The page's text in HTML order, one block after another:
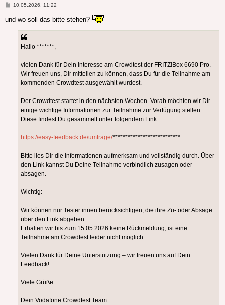
Beitrag
10.05.2026, 11:22
und wo soll das bitte stehen?
Hallo *******,
vielen Dank für Dein Interesse am Crowdtest der FRITZ!Box 6690 Pro.
Wir freuen uns, Dir mitteilen zu können, dass Du für die Teilnahme am
kommenden Crowdtest ausgewählt wurdest.
Der Crowdtest startet in den nächsten Wochen. Vorab möchten wir Dir
einige wichtige Informationen zur Teilnahme zur Verfügung stellen.
Diese findest Du gesammelt unter folgendem Link:
https://easy-feedback.de/umfrage/***************************
Bitte lies Dir die Informationen aufmerksam und vollständig durch. Über
den Link kannst Du Deine Teilnahme verbindlich zusagen oder
absagen.
Wichtig:
Wir können nur Tester:innen berücksichtigen, die ihre Zu- oder Absage
über den Link abgeben.
Erhalten wir bis zum 15.05.2026 keine Rückmeldung, ist eine
Teilnahme am Crowdtest leider nicht möglich.
Vielen Dank für Deine Unterstützung – wir freuen uns auf Dein
Feedback!
Viele Grüße
Dein Vodafone Crowdtest Team